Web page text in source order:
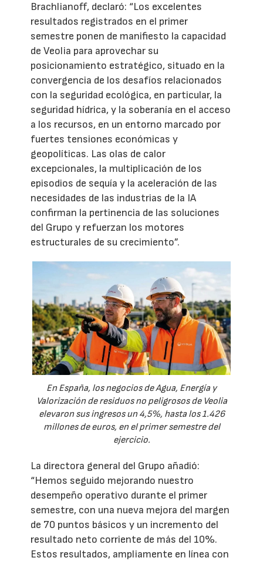
Brachlianoff, declaró: “Los excelentes
resultados registrados en el primer
semestre ponen de manifiesto la capacidad
de Veolia para aprovechar su
posicionamiento estratégico, situado en la
convergencia de los desafíos relacionados
con la seguridad ecológica, en particular, la
seguridad hídrica, y la soberanía en el acceso
a los recursos, en un entorno marcado por
fuertes tensiones económicas y
geopolíticas. Las olas de calor
excepcionales, la multiplicación de los
episodios de sequía y la aceleración de las
necesidades de las industrias de la IA
confirman la pertinencia de las soluciones
del Grupo y refuerzan los motores
estructurales de su crecimiento”.
En España, los negocios de Agua, Energía y
Valorización de residuos no peligrosos de Veolia
elevaron sus ingresos un 4,5%, hasta los 1.426
millones de euros, en el primer semestre del
ejercicio.
La directora general del Grupo añadió:
“Hemos seguido mejorando nuestro
desempeño operativo durante el primer
semestre, con una nueva mejora del margen
de 70 puntos básicos y un incremento del
resultado neto corriente de más del 10%.
Estos resultados, ampliamente en línea con